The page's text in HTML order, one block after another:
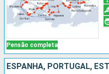
Pensão completa